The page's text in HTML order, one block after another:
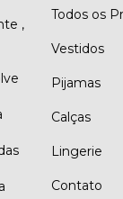
,
Todos os
Vestidos
Pijamas
Calças
Lingerie
Contato